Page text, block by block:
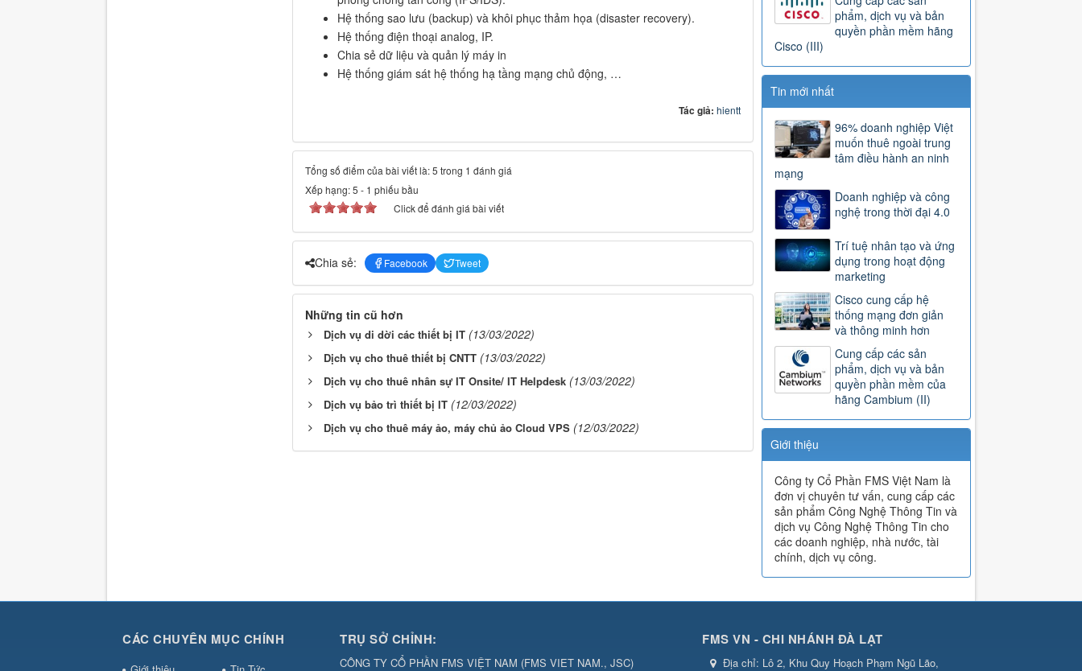
Hệ thống sao lưu (backup) và khôi phục thảm họa (disaster recovery).
Hệ thống điện thoại analog, IP.
Chia sẻ dữ liệu và quản lý máy in
Hệ thống giám sát hệ thống hạ tầng mạng chủ động, …
Tác giả:hientt
Tổng số điểm của bài viết là: 5 trong 1 đánh giá
Xếp hạng:5 - 1 phiếu bầu
Click để đánh giá bài viết
Chia sẻ: Facebook Tweet
Những tin cũ hơn
Dịch vụ di dời các thiết bị IT (13/03/2022)
Dịch vụ cho thuê thiết bị CNTT (13/03/2022)
Dịch vụ cho thuê nhân sự IT Onsite/ IT Helpdesk (13/03/2022)
Dịch vụ bảo trì thiết bị IT (12/03/2022)
Dịch vụ cho thuê máy ảo, máy chủ ảo Cloud VPS (12/03/2022)
phẩm, dịch vụ và bản
quyền phần mềm hãng
Cisco (III)
Tin mới nhất
96% doanh nghiệp Việt
muốn thuê ngoài trung
tâm điều hành an ninh
mạng
Doanh nghiệp và công
nghệ trong thời đại 4.0
Trí tuệ nhân tạo và ứng
dụng trong hoạt động
marketing
Cisco cung cấp hệ
thống mạng đơn giản
và thông minh hơn
Cung cấp các sản
phẩm, dịch vụ và bản
quyền phần mềm của
hãng Cambium (II)
Giới thiệu
Công ty Cổ Phần FMS Việt Nam là
đơn vị chuyên tư vấn, cung cấp các
sản phẩm Công Nghệ Thông Tin và
dịch vụ Công Nghệ Thông Tin cho
các doanh nghiệp, nhà nước, tài
chính, dịch vụ công.
CÁC CHUYÊN MỤC CHÍNH TRỤ SỞ CHỈNH:
CÔNG TY CỔ PHẦN FMS VIỆT NAM (FMS VIET NAM., JSC)
FMS VN - CHI NHÁNH ĐÀ LẠT
Địa chỉ: Lô 2, Khu Quy Hoạch Phạm Ngũ Lão,